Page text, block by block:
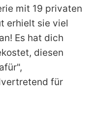
mit 19 privaten
erhielt sie viel
Es hat dich
diesen
für